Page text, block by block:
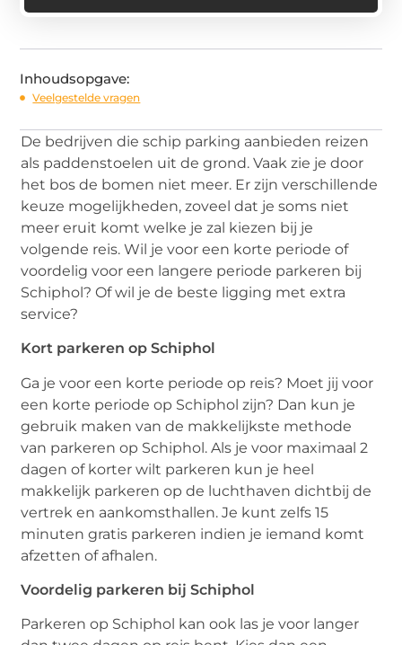
Inhoudsopgave:
Veelgestelde vragen
De bedrijven die schip parking aanbieden reizen
als paddenstoelen uit de grond. Vaak zie je door
het bos de bomen niet meer. Er zijn verschillende
keuze mogelijkheden, zoveel dat je soms niet
meer eruit komt welke je zal kiezen bij je
volgende reis. Wil je voor een korte periode of
voordelig voor een langere periode parkeren bij
Schiphol? Of wil je de beste ligging met extra
service?
Kort parkeren op Schiphol
Ga je voor een korte periode op reis? Moet jij voor
een korte periode op Schiphol zijn? Dan kun je
gebruik maken van de makkelijkste methode
van parkeren op Schiphol. Als je voor maximaal 2
dagen of korter wilt parkeren kun je heel
makkelijk parkeren op de luchthaven dichtbij de
vertrek en aankomsthallen. Je kunt zelfs 15
minuten gratis parkeren indien je iemand komt
afzetten of afhalen.
Voordelig parkeren bij Schiphol
Parkeren op Schiphol kan ook las je voor langer